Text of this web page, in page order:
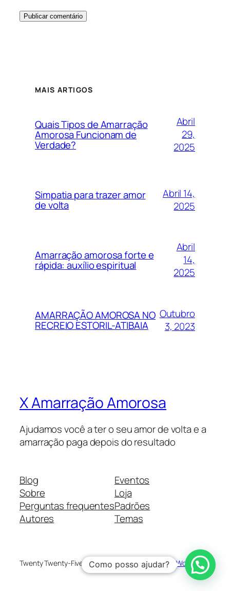
MAIS ARTIGOS
Quais Tipos de Amarração
Amorosa Funcionam de
Verdade?
Abril
29,
2025
Simpatia para trazer amor
de volta
Abril 14,
2025
Amarração amorosa forte e
rápida: auxílio espiritual
Abril
14,
2025
AMARRAÇÃO AMOROSA NO
RECREIO ESTORIL-ATIBAIA
Outubro
3, 2023
X Amarração Amorosa
Ajudamos você a ter o seu amor de volta e a
amarração paga depois do resultado
Blog
Sobre
Perguntas frequentes
Autores
Eventos
Loja
Padrões
Temas
Twenty Twenty-Five Criado comWordPress
Como posso ajudar?